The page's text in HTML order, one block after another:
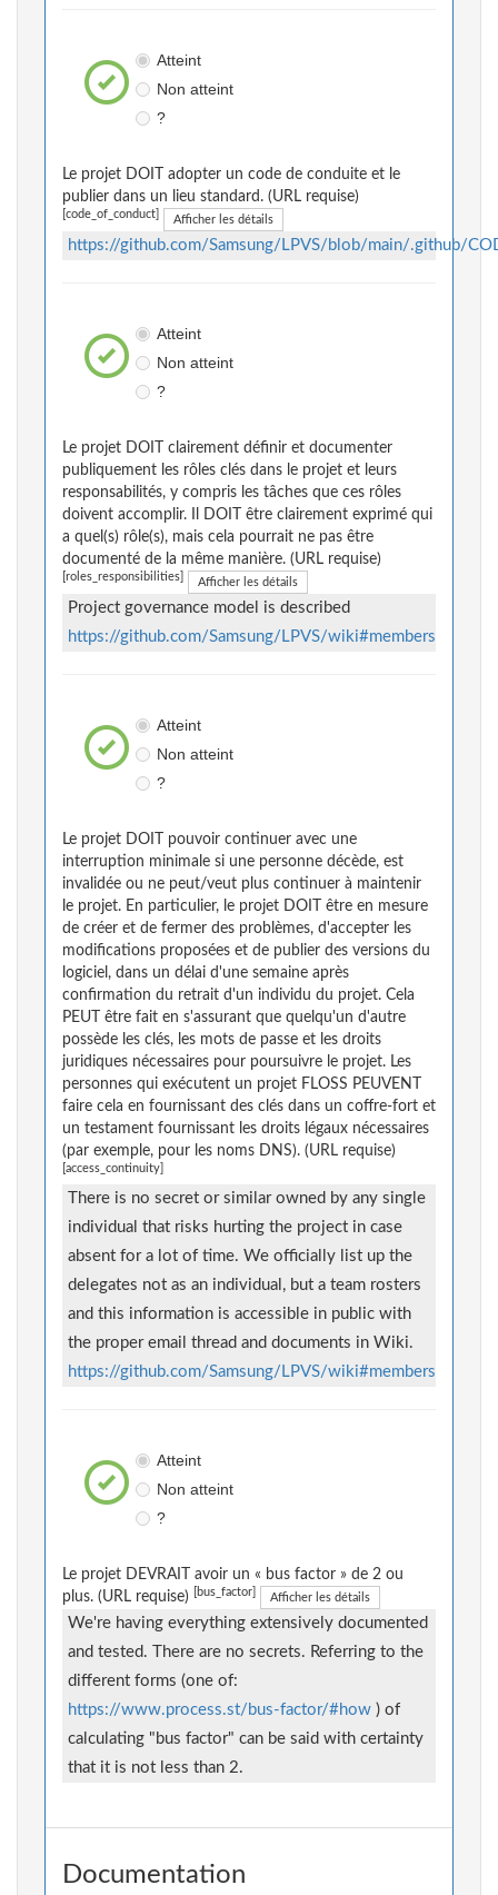
Atteint
Non atteint
?
Le projet DOIT adopter un code de conduite et le
publier dans un lieu standard. (URL requise)
[code_of_conduct] Afficher les détails
https://github.com/Samsung/LPVS/blob/main/.github/
Atteint
Non atteint
?
Le projet DOIT clairement définir et documenter
publiquement les rôles clés dans le projet et leurs
responsabilités, y compris les tâches que ces rôles
doivent accomplir. Il DOIT être clairement exprimé qui
a quel(s) rôle(s), mais cela pourrait ne pas être
documenté de la même manière. (URL requise)
[roles_responsibilities] Afficher les détails
Project governance model is described
https://github.com/Samsung/LPVS/wiki#members
Atteint
Non atteint
?
Le projet DOIT pouvoir continuer avec une
interruption minimale si une personne décède, est
invalidée ou ne peut/veut plus continuer à maintenir
le projet. En particulier, le projet DOIT être en mesure
de créer et de fermer des problèmes, d'accepter les
modifications proposées et de publier des versions du
logiciel, dans un délai d'une semaine après
confirmation du retrait d'un individu du projet. Cela
PEUT être fait en s'assurant que quelqu'un d'autre
possède les clés, les mots de passe et les droits
juridiques nécessaires pour poursuivre le projet. Les
personnes qui exécutent un projet FLOSS PEUVENT
faire cela en fournissant des clés dans un coffre-fort et
un testament fournissant les droits légaux nécessaires
(par exemple, pour les noms DNS). (URL requise)
[access_continuity]
There is no secret or similar owned by any single
individual that risks hurting the project in case
absent for a lot of time. We officially list up the
delegates not as an individual, but a team rosters
and this information is accessible in public with
the proper email thread and documents in Wiki.
https://github.com/Samsung/LPVS/wiki#members
Atteint
Non atteint
?
Le projet DEVRAIT avoir un « bus factor » de 2 ou
plus. (URL requise)
[bus_factor] Afficher les détails
We're having everything extensively documented
and tested. There are no secrets. Referring to the
different forms (one of:
https://www.process.st/bus-factor/#how ) of
calculating "bus factor" can be said with certainty
that it is not less than 2.
Documentation